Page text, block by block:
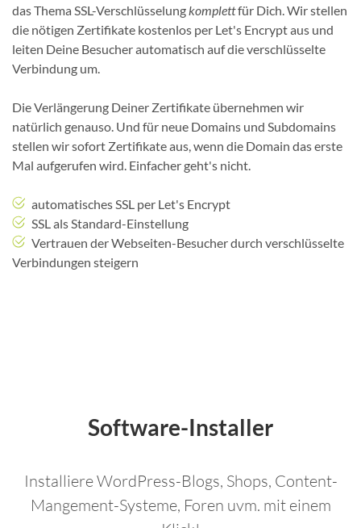
das Thema SSL-Verschlüsselungkomplettfür Dich. Wir stellen
die nötigen Zertifikate kostenlos per Let's Encrypt aus und
leiten Deine Besucher automatisch auf die verschlüsselte
Verbindung um.
Die Verlängerung Deiner Zertifikate übernehmen wir
natürlich genauso. Und für neue Domains und Subdomains
stellen wir sofort Zertifikate aus, wenn die Domain das erste
Mal aufgerufen wird. Einfacher geht's nicht.
automatisches SSL per Let's Encrypt
SSL als Standard-Einstellung
Vertrauen der Webseiten-Besucher durch verschlüsselte
Verbindungen steigern
Software-Installer
Installiere WordPress-Blogs, Shops, Content-
Mangement-Systeme, Foren uvm. mit einem